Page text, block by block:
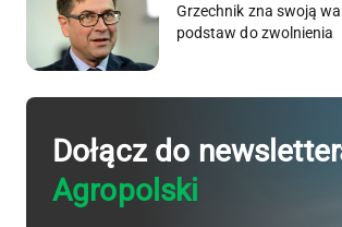
Grzechnik zna swoją
podstaw do zwolnienia
Dołącz do
Agropolski